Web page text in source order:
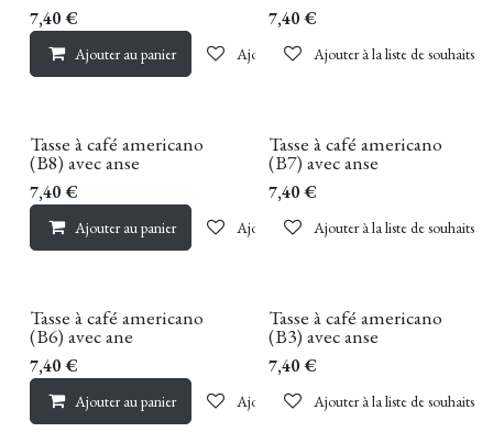
7,40 €
Ajouter au panier Ajouter à la liste de souhaits
7,40€
Ajouter à la liste de souhaits
Tasse à café americano
(B8) avec anse
7,40 €
Ajouter au panier Ajouter à la liste de souhaits
Tasse à café americano
(B7) avec anse
7,40€
Ajouter à la liste de souhaits
Tasse à café americano
(B6) avec ane
7,40 €
Ajouter au panier Ajouter à la liste de souhaits
Tasse à café americano
(B3) avec anse
7,40€
Ajouter à la liste de souhaits